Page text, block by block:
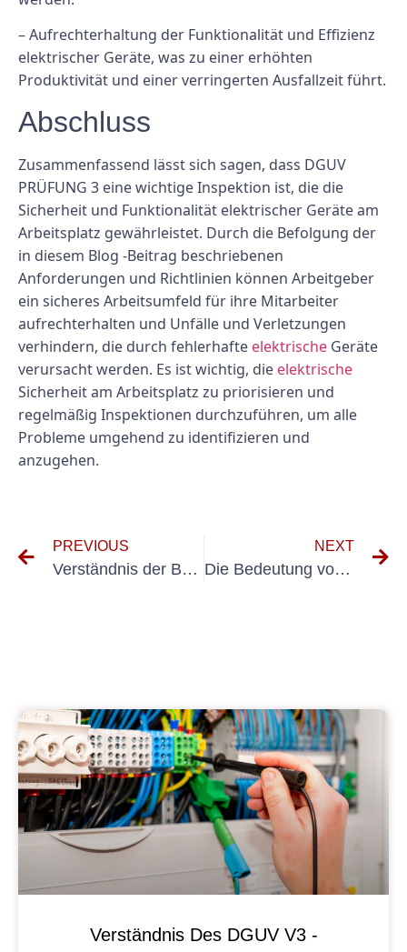
– Aufrechterhaltung der Funktionalität und Effizienz
elektrischer Geräte, was zu einer erhöhten
Produktivität und einer verringerten Ausfallzeit führt.
Abschluss
Zusammenfassend lässt sich sagen, dass DGUV
PRÜFUNG 3 eine wichtige Inspektion ist, die die
Sicherheit und Funktionalität elektrischer Geräte am
Arbeitsplatz gewährleistet. Durch die Befolgung der
in diesem Blog -Beitrag beschriebenen
Anforderungen und Richtlinien können Arbeitgeber
ein sicheres Arbeitsumfeld für ihre Mitarbeiter
aufrechterhalten und Unfälle und Verletzungen
verhindern, die durch fehlerhafte elektrische Geräte
verursacht werden. Es ist wichtig, die elektrische
Sicherheit am Arbeitsplatz zu priorisieren und
regelmäßig Inspektionen durchzuführen, um alle
Probleme umgehend zu identifizieren und
anzugehen.
PREVIOUS
Verständnis der Bedeutung von mehrprotokolle DGUV V3 für die Sicherheit am Arbeitsplatz
NEXT
Die Bedeutung von Elektroprüfungen für die Gewährleistung der Sicherheit in elektrischen Systemen
Verständnis Des DGUV V3 -